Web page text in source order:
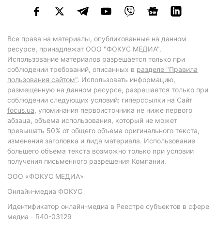
Все права на материалы, опубликованные на данном
ресурсе, принадлежат ООО "ФОКУС МЕДИА".
Использование материалов разрешается только при
соблюдении требований, описанных в разделе "Правила
пользования сайтом". Использовать информацию,
размещенную на данном ресурсе, разрешается только при
соблюдении следующих условий: гиперссылки на Сайт
focus.ua, упоминания первоисточника не ниже первого
абзаца, объема использования, который не может
превышать 50% от общего объема оригинального текста,
изменения заголовка и лида материала. Использование
большего объема текста возможно только при условии
получения письменного разрешения Компании.
ООО «ФОКУС МЕДИА»
Онлайн-медиа ФОКУС
Идентификатор онлайн-медиа в Реестре субъектов в сфере
медиа - R40-03129